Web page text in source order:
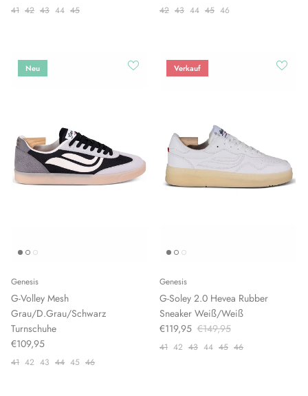
41 42 43 44 45 42 43 44 45 46
Neu
Genesis
G-Volley Mesh
Grau/D.Grau/Schwarz
Turnschuhe
€109,95
41 42 43 44 45 46
Verkauf
Genesis
G-Soley 2.0 Hevea Rubber
Sneaker Weiß/Weiß
€119,95 €149,95
41 42 43 44 45 46